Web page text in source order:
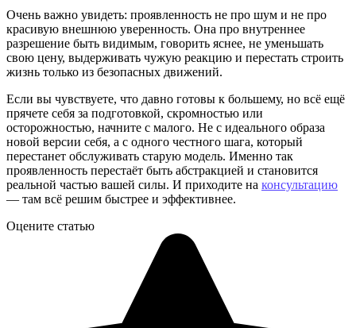
Очень важно увидеть: проявленность не про шум и не про
красивую внешнюю уверенность. Она про внутреннее
разрешение быть видимым, говорить яснее, не уменьшать
свою цену, выдерживать чужую реакцию и перестать строить
жизнь только из безопасных движений.
Если вы чувствуете, что давно готовы к большему, но всё ещё
прячете себя за подготовкой, скромностью или
осторожностью, начните с малого. Не с идеального образа
новой версии себя, а с одного честного шага, который
перестанет обслуживать старую модель. Именно так
проявленность перестаёт быть абстракцией и становится
реальной частью вашей силы. И приходите на консультацию
— там всё решим быстрее и эффективнее.
Оцените статью